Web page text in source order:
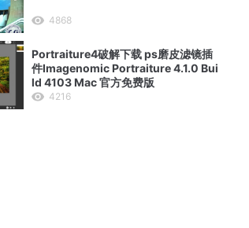
4868
Portraiture4破解下载 ps磨皮滤镜插
件Imagenomic Portraiture 4.1.0 Bui
ld 4103 Mac 官方免费版
4216